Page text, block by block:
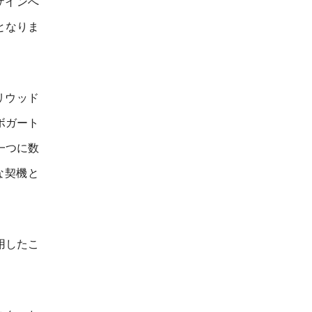
なりま
ウッド
ガート
つに数
契機と
したこ